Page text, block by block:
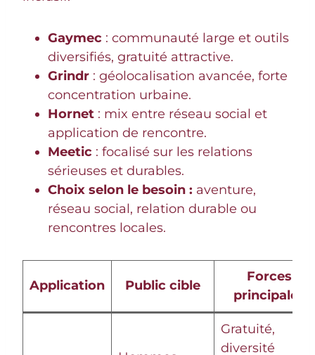
Gaymec : communauté large et outils
diversifiés, gratuité attractive.
Grindr : géolocalisation avancée, forte
concentration urbaine.
Hornet : mix entre réseau social et
application de rencontre.
Meetic : focalisé sur les relations
sérieuses et durables.
Choix selon le besoin : aventure,
réseau social, relation durable ou
rencontres locales.
Application Public cible
Forces
principales
Gratuité,
diversité